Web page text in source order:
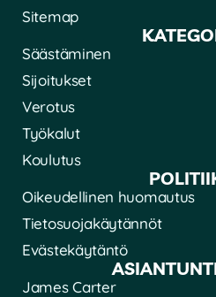
Sitemap
Säästäminen
Sijoitukset
Verotus
Työkalut
Koulutus
Oikeudellinen huomautus
Tietosuojakäytännöt
Evästekäytäntö
James Carter